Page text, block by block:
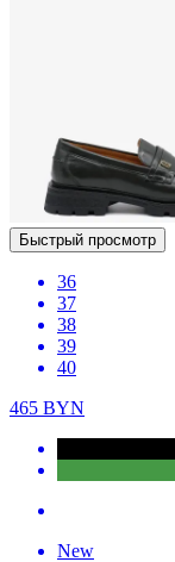
Быстрый просмотр
36
37
38
39
40
465 BYN
New